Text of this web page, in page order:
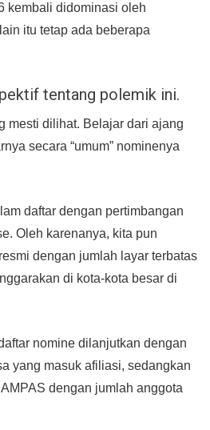
kembali didominasi oleh
itu tetap ada beberapa
tentang polemik ini.
mesti dilihat. Belajar dari ajang
secara “umum” nominenya
daftar dengan pertimbangan
Oleh karenanya, kita pun
dengan jumlah layar terbatas
di kota-kota besar di
nomine dilanjutkan dengan
yang masuk afiliasi, sedangkan
dengan jumlah anggota